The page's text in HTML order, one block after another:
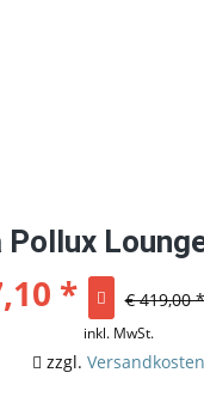
Pollux
* € 419,00 *
inkl. MwSt.
zzgl. Versandkosten